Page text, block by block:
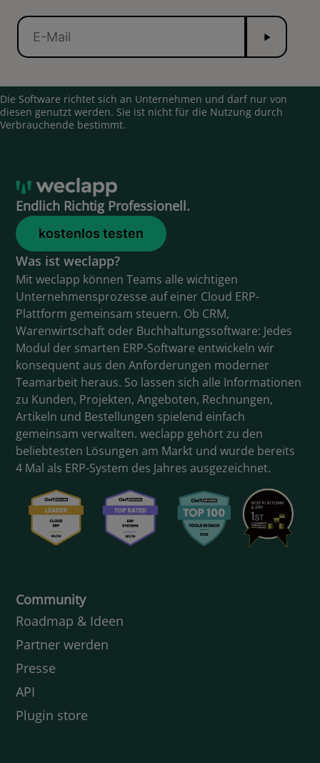
E-
Mail
Senden
Die Software richtet sich an Unternehmen und darf nur von
diesen genutzt werden. Sie ist nicht für die Nutzung durch
Verbrauchende bestimmt.
Endlich Richtig Professionell.
kostenlos testen
Was ist weclapp?
Mit weclapp können Teams alle wichtigen
Unternehmensprozesse auf einer Cloud ERP-
Plattform gemeinsam steuern. Ob CRM,
Warenwirtschaft oder Buchhaltungssoftware: Jedes
Modul der smarten ERP-Software entwickeln wir
konsequent aus den Anforderungen moderner
Teamarbeit heraus. So lassen sich alle Informationen
zu Kunden, Projekten, Angeboten, Rechnungen,
Artikeln und Bestellungen spielend einfach
gemeinsam verwalten. weclapp gehört zu den
beliebtesten Lösungen am Markt und wurde bereits
4 Mal als ERP-System des Jahres ausgezeichnet.
Community
Roadmap & Ideen
Partner werden
Presse
API
Plugin store